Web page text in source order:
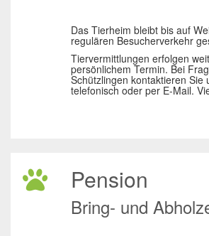
Das Tierheim bleibt bis auf
regulären Besucherverkehr
Tiervermittlungen erfolgen
persönlichem Termin. Bei
Schützlingen kontaktieren Sie
telefonisch oder per E-Mail.
Pension
Bring- und